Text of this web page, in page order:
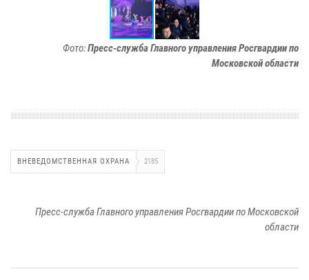
Фото:Пресс-служба Главного управления Росгвардии по
Московской области
ВНЕВЕДОМСТВЕННАЯ ОХРАНА 2185
Пресс-служба Главного управления Росгвардии по Московской
области